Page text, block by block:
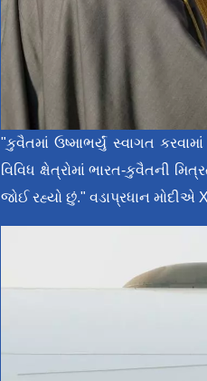
"કુવૈતમાં ઉષ્માભર્યું સ્વાગત
વિવિધ ક્ષેત્રોમાં ભારત-કુવૈતની
જોઈ રહ્યો છું." વડાપ્રધાન મોદીએ